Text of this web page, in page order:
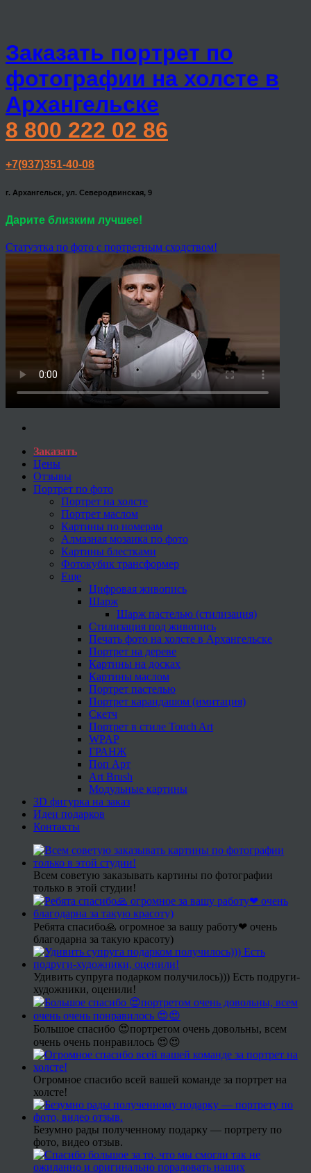
Заказать портрет по
фотографии на холсте в
Архангельске
8 800 222 02 86
+7(937)351-40-08
г. Архангельск, ул. Северодвинская, 9
Дарите близким лучшее!
Статуэтка по фото с портретным сходством!
Заказать
Цены
Отзывы
Портрет по фото
Портрет на холсте
Портрет маслом
Картины по номерам
Алмазная мозаика по фото
Картины блестками
Фотокубик трансформер
Еще
Цифровая живопись
Шарж
Шарж пастелью (стилизация)
Стилизация под живопись
Печать фото на холсте в Архангельске
Портрет на дереве
Картины на досках
Картины маслом
Портрет пастелью
Портрет карандашом (имитация)
Скетч
Портрет в стиле Touch Art
WPAP
ГРАНЖ
Поп Арт
Art Brush
Модульные картины
3D фигурка на заказ
Идеи подарков
Контакты
Всем советую заказывать картины по фотографии
только в этой студии!
Ребята спасибо🙏 огромное за вашу работу❤ очень
благодарна за такую красоту)
Удивить супруга подарком получилось))) Есть подруги-
художники, оценили!
Большое спасибо 😍портретом очень довольны, всем
очень очень понравилось 😍😍
Огромное спасибо всей вашей команде за портрет на
холсте!
Безумно рады полученному подарку — портрету по
фото, видео отзыв.